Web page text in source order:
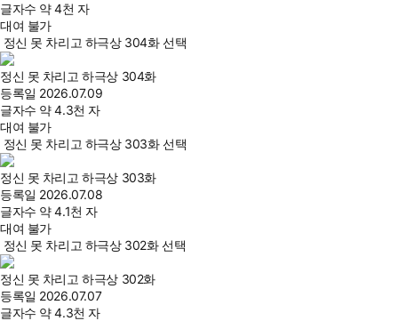
글자수 약 4천 자
대여 불가
정신 못 차리고 하극상 304화 선택
정신 못 차리고 하극상 304화
등록일 2026.07.09
글자수 약 4.3천 자
대여 불가
정신 못 차리고 하극상 303화 선택
정신 못 차리고 하극상 303화
등록일 2026.07.08
글자수 약 4.1천 자
대여 불가
정신 못 차리고 하극상 302화 선택
정신 못 차리고 하극상 302화
등록일 2026.07.07
글자수 약 4.3천 자